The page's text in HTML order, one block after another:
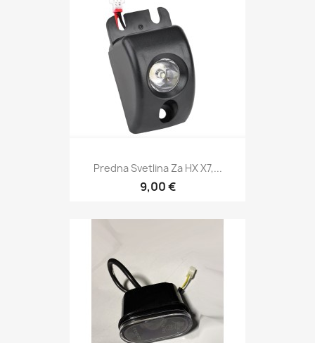
Predna Svetlina Za HX X7,...
9,00 €